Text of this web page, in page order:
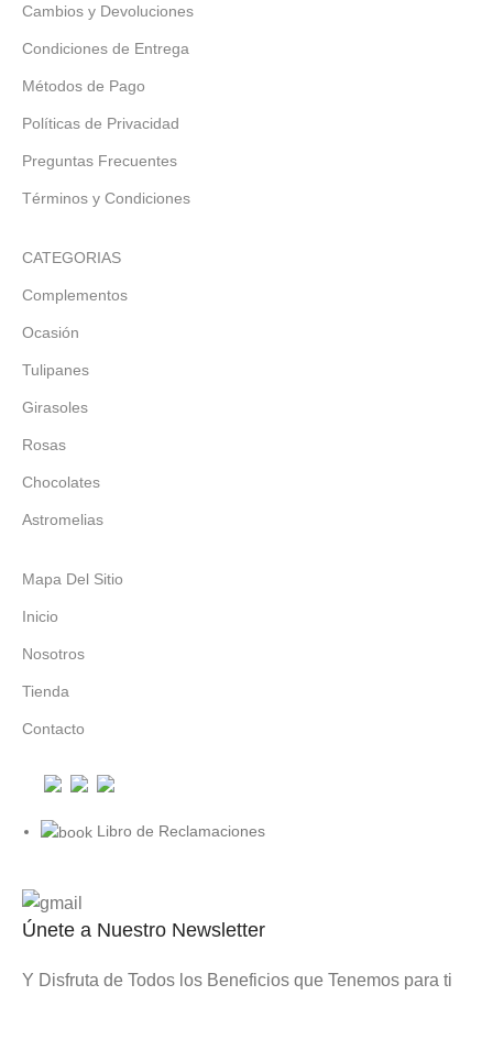
Cambios y Devoluciones
Condiciones de Entrega
Métodos de Pago
Políticas de Privacidad
Preguntas Frecuentes
Términos y Condiciones
CATEGORIAS
Complementos
Ocasión
Tulipanes
Girasoles
Rosas
Chocolates
Astromelias
Mapa Del Sitio
Inicio
Nosotros
Tienda
Contacto
Libro de Reclamaciones
Únete a Nuestro Newsletter
Y Disfruta de Todos los Beneficios que Tenemos para ti